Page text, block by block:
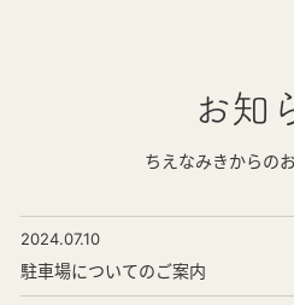
お知
ちえなみきからの
2024.07.10
駐車場についてのご案内